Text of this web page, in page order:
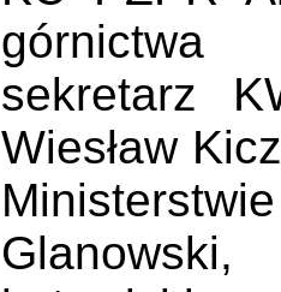
górnictwa
sekretarz
Wiesław